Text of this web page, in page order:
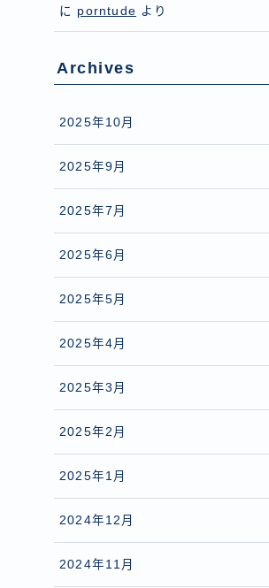
に porntude より
Archives
2025年10月
2025年9月
2025年7月
2025年6月
2025年5月
2025年4月
2025年3月
2025年2月
2025年1月
2024年12月
2024年11月